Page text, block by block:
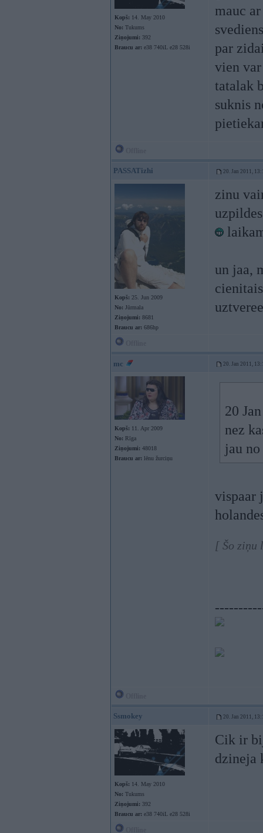
Kopš: 14. May 2010
No: Tukums
Ziņojumi: 392
Braucu ar: e38 740iL e28 528i
mauc
par
vien
tatalak
suknis
PASSATizhi 20. Jan 2011,
Kopš: 25. Jun 2009
No: Jūrmala
Ziņojumi: 8681
Braucu ar: 686hp
zinu
un jaa,
mc 20. Jan 2011,
Kopš: 11. Apr 2009
No: Rīga
Ziņojumi: 48018
Braucu ar: lēnu žurciņu
20
nez
jau
vispaar
[ Šo ziņu
Ssmokey 20. Jan 2011,
Kopš: 14. May 2010
No: Tukums
Ziņojumi: 392
Braucu ar: e38 740iL e28 528i
Cik ir
dzineja